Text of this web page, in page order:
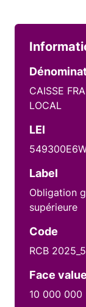
CAISSE
LOCAL
LEI
Label
Obligation
supérieure
Code
RCB 2025_5
Face value
10 000 000